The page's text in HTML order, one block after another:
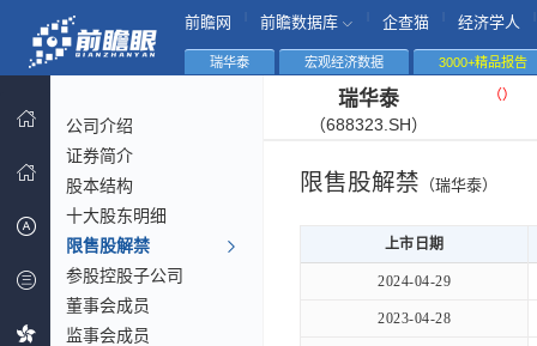
前瞻网 前瞻数据库 企查猫 经济学人
瑞华泰 宏观经济数据 3000+精品报告
公司介绍
证券简介
股本结构
十大股东明细
限售股解禁
参股控股子公司
董事会成员
监事会成员
瑞华泰
（688323.SH）
（）
限售股解禁 （瑞华泰）
上市日期
2024-04-29
2023-04-28